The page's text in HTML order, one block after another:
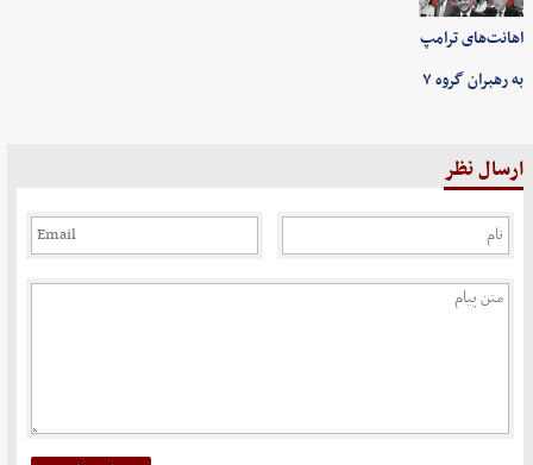
اهانت‌های ترامپ
به رهبران گروه ۷
ارسال نظر